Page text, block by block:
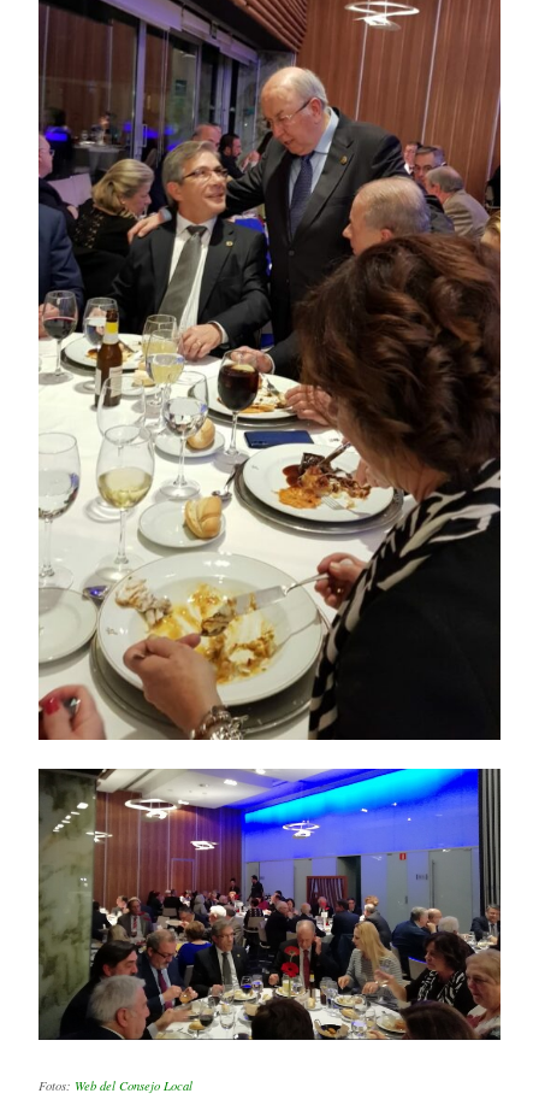
Fotos: Web del Consejo Local